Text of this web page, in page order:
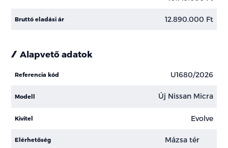
Bruttó eladási ár 12.890.000 Ft
Alapvető adatok
Referencia kód U1680/2026
Modell Új Nissan Micra
Kivitel Evolve
Elérhetőség Mázsa tér